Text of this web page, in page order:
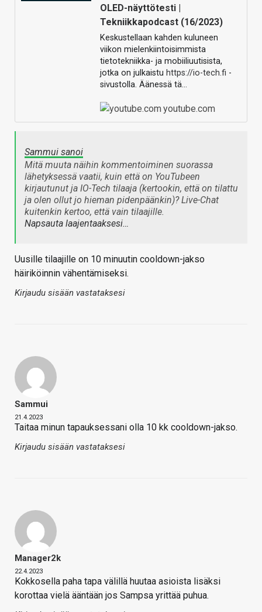
OLED-näyttötesti |
Tekniikkapodcast (16/2023)
Keskustellaan kahden kuluneen
viikon mielenkiintoisimmista
tietotekniikka- ja mobiiliuutisista,
jotka on julkaistu https://io-tech.fi -
sivustolla. Äänessä tä…
youtube.com
Sammui sanoi
Mitä muuta näihin kommentoiminen suorassa
lähetyksessä vaatii, kuin että on YouTubeen
kirjautunut ja IO-Tech tilaaja (kertookin, että on tilattu
ja olen ollut jo hieman pidenpäänkin)? Live-Chat
kuitenkin kertoo, että vain tilaajille.
Napsauta laajentaaksesi…
Uusille tilaajille on 10 minuutin cooldown-jakso
häiriköinnin vähentämiseksi.
Kirjaudu sisään vastataksesi
Sammui
21.4.2023
Taitaa minun tapauksessani olla 10 kk cooldown-jakso.
Kirjaudu sisään vastataksesi
Manager2k
22.4.2023
Kokkosella paha tapa välillä huutaa asioista lisäksi
korottaa vielä ääntään jos Sampsa yrittää puhua.